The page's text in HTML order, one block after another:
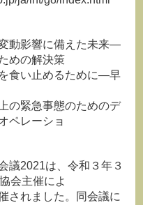
動影響に備えた未来―
めの解決策
食い止めるために―早
の緊急事態のためのデ
ペレーショ
議2021は、令和３年３
会主催によ
されました。同会議に